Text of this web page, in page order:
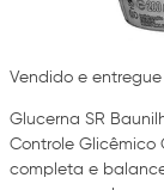
Vendido e
Glucerna SR
Controle Glicêmico
completa e